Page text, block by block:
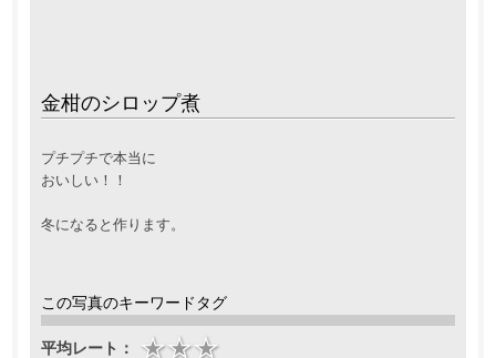
金柑のシロップ煮
プチプチで本当に
おいしい！！
冬になると作ります。
この写真のキーワードタグ
平均レート：